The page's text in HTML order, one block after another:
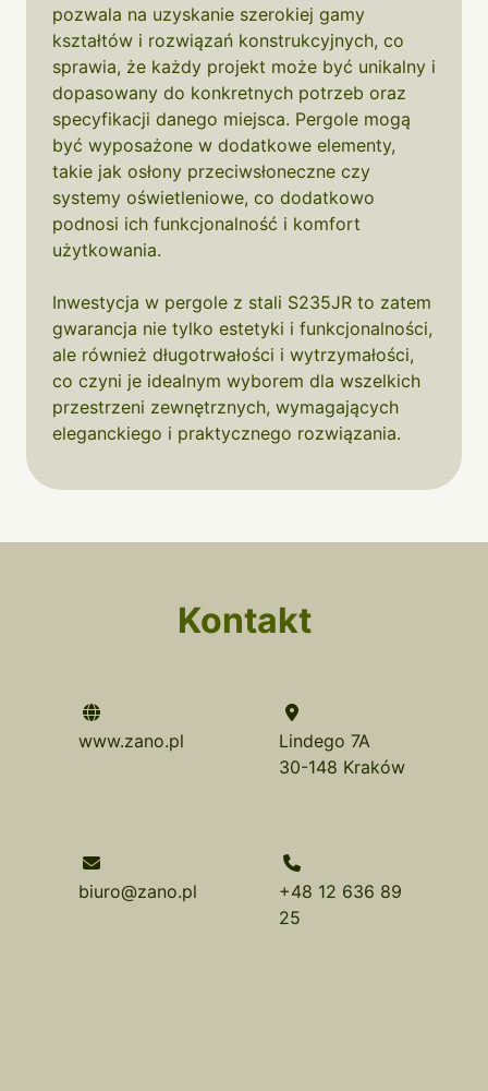
pozwala na uzyskanie szerokiej gamy
kształtów i rozwiązań konstrukcyjnych, co
sprawia, że każdy projekt może być unikalny i
dopasowany do konkretnych potrzeb oraz
specyfikacji danego miejsca. Pergole mogą
być wyposażone w dodatkowe elementy,
takie jak osłony przeciwsłoneczne czy
systemy oświetleniowe, co dodatkowo
podnosi ich funkcjonalność i komfort
użytkowania.
Inwestycja w pergole z stali S235JR to zatem
gwarancja nie tylko estetyki i funkcjonalności,
ale również długotrwałości i wytrzymałości,
co czyni je idealnym wyborem dla wszelkich
przestrzeni zewnętrznych, wymagających
eleganckiego i praktycznego rozwiązania.
Kontakt
www.zano.pl
Lindego 7A
30-148 Kraków
biuro@zano.pl
+48 12 636 89
25